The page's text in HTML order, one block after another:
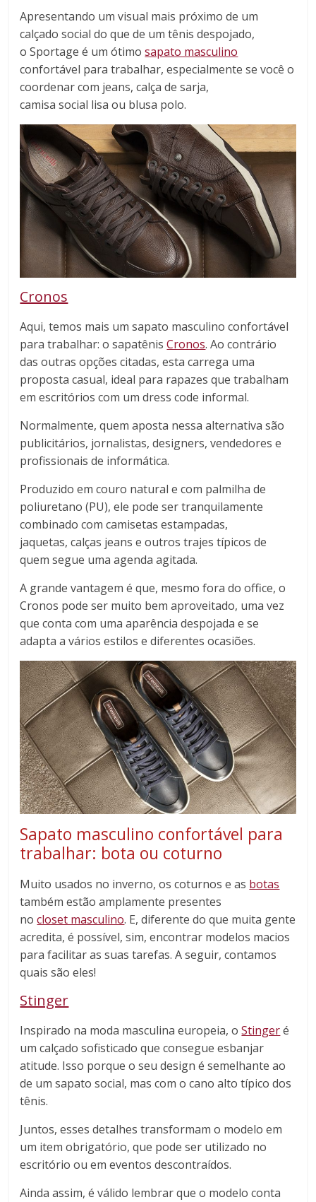
Apresentando um visual mais próximo de um
calçado social do que de um tênis despojado,
o Sportage é um ótimosapato masculino
confortável para trabalhar, especialmente se você o
coordenar com jeans, calça de sarja,
camisa social lisa ou blusa polo.
Cronos
Aqui, temos mais um sapato masculino confortável
para trabalhar: o sapatênisCronos. Ao contrário
das outras opções citadas, esta carrega uma
proposta casual, ideal para rapazes que trabalham
em escritórios com um dress code informal.
Normalmente, quem aposta nessa alternativa são
publicitários, jornalistas, designers, vendedores e
profissionais de informática.
Produzido em couro natural e com palmilha de
poliuretano (PU), ele pode ser tranquilamente
combinado com camisetas estampadas,
jaquetas, calças jeans e outros trajes típicos de
quem segue uma agenda agitada.
A grande vantagem é que, mesmo fora do office, o
Cronos pode ser muito bem aproveitado, uma vez
que conta com uma aparência despojada e se
adapta a vários estilos e diferentes ocasiões.
Sapato masculino confortável para
trabalhar: bota ou coturno
Muito usados no inverno, os coturnos e as botas
também estão amplamente presentes
nocloset masculino. E, diferente do que muita gente
acredita, é possível, sim, encontrar modelos macios
para facilitar as suas tarefas. A seguir, contamos
quais são eles!
Stinger
Inspirado na moda masculina europeia, oStingeré
um calçado sofisticado que consegue esbanjar
atitude. Isso porque o seu design é semelhante ao
de um sapato social, mas com o cano alto típico dos
tênis.
Juntos, esses detalhes transformam o modelo em
um item obrigatório, que pode ser utilizado no
escritório ou em eventos descontraídos.
Ainda assim, é válido lembrar que o modelo conta